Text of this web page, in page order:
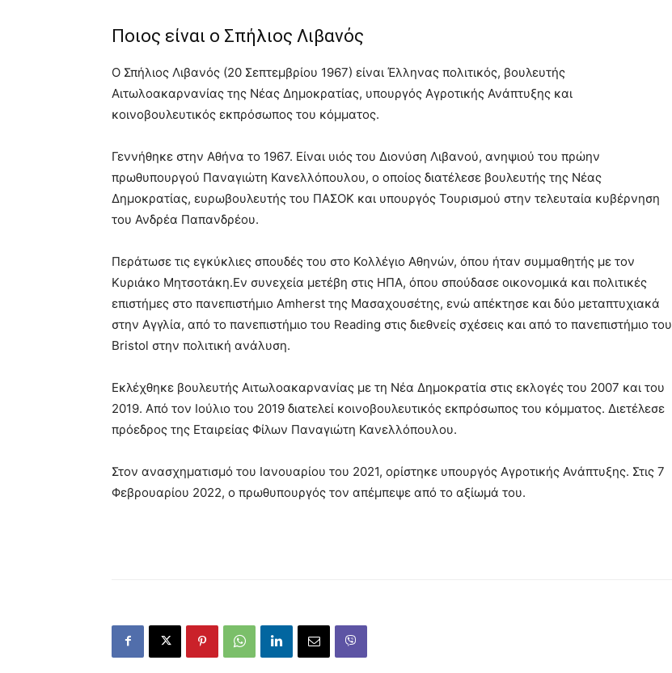
Ποιος είναι ο Σπήλιος Λιβανός
Ο Σπήλιος Λιβανός (20 Σεπτεμβρίου 1967) είναι Έλληνας πολιτικός, βουλευτής
Αιτωλοακαρνανίας της Νέας Δημοκρατίας, υπουργός Αγροτικής Ανάπτυξης και
κοινοβουλευτικός εκπρόσωπος του κόμματος.
Γεννήθηκε στην Αθήνα το 1967. Είναι υιός του Διονύση Λιβανού, ανηψιού του πρώην
πρωθυπουργού Παναγιώτη Κανελλόπουλου, ο οποίος διατέλεσε βουλευτής της Νέας
Δημοκρατίας, ευρωβουλευτής του ΠΑΣΟΚ και υπουργός Τουρισμού στην τελευταία κυβέρνηση
του Ανδρέα Παπανδρέου.
Περάτωσε τις εγκύκλιες σπουδές του στο Κολλέγιο Αθηνών, όπου ήταν συμμαθητής με τον
Κυριάκο Μητσοτάκη.Εν συνεχεία μετέβη στις ΗΠΑ, όπου σπούδασε οικονομικά και πολιτικές
επιστήμες στο πανεπιστήμιο Amherst της Μασαχουσέτης, ενώ απέκτησε και δύο μεταπτυχιακά
στην Αγγλία, από το πανεπιστήμιο του Reading στις διεθνείς σχέσεις και από το πανεπιστήμιο του
Bristol στην πολιτική ανάλυση.
Εκλέχθηκε βουλευτής Αιτωλοακαρνανίας με τη Νέα Δημοκρατία στις εκλογές του 2007 και του
2019. Από τον Ιούλιο του 2019 διατελεί κοινοβουλευτικός εκπρόσωπος του κόμματος. Διετέλεσε
πρόεδρος της Εταιρείας Φίλων Παναγιώτη Κανελλόπουλου.
Στον ανασχηματισμό του Ιανουαρίου του 2021, ορίστηκε υπουργός Αγροτικής Ανάπτυξης. Στις 7
Φεβρουαρίου 2022, ο πρωθυπουργός τον απέμπεψε από το αξίωμά του.